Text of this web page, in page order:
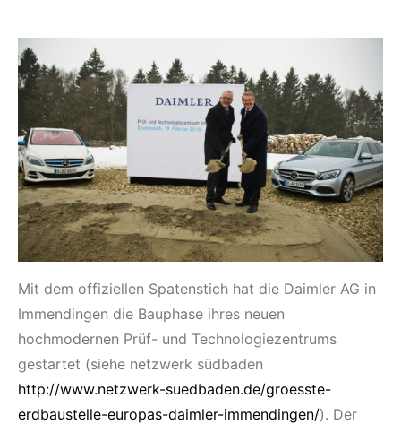
Mit dem offiziellen Spatenstich hat die Daimler AG in
Immendingen die Bauphase ihres neuen
hochmodernen Prüf- und Technologiezentrums
gestartet (siehe netzwerk südbaden
http://www.netzwerk-suedbaden.de/groesste-
erdbaustelle-europas-daimler-immendingen/). Der